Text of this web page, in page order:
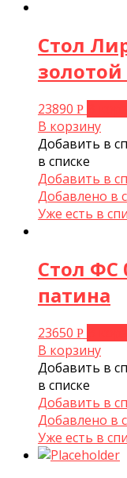
Стол
23890 Р
В корзину
Добавить в
в списке
Добавить в
Добавлено в
Уже есть в
Стол ФС
патина
23650 Р
В корзину
Добавить в
в списке
Добавить в
Добавлено в
Уже есть в